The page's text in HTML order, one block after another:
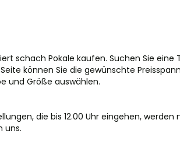
schach Pokale kaufen. Suchen Sie
können Sie die gewünschte
und Größe auswählen.
die bis 12.00 Uhr eingehen,
uns.